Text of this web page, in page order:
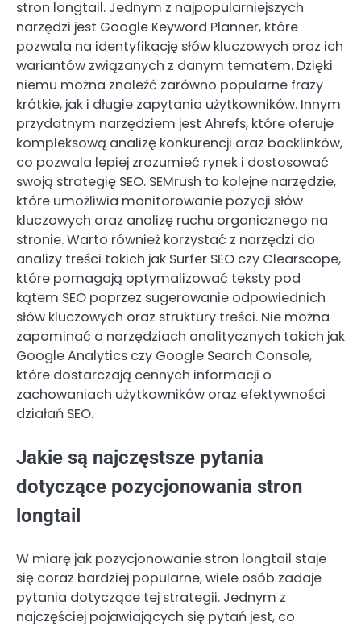
stron longtail. Jednym z najpopularniejszych
narzędzi jest Google Keyword Planner, które
pozwala na identyfikację słów kluczowych oraz ich
wariantów związanych z danym tematem. Dzięki
niemu można znaleźć zarówno popularne frazy
krótkie, jak i długie zapytania użytkowników. Innym
przydatnym narzędziem jest Ahrefs, które oferuje
kompleksową analizę konkurencji oraz backlinków,
co pozwala lepiej zrozumieć rynek i dostosować
swoją strategię SEO. SEMrush to kolejne narzędzie,
które umożliwia monitorowanie pozycji słów
kluczowych oraz analizę ruchu organicznego na
stronie. Warto również korzystać z narzędzi do
analizy treści takich jak Surfer SEO czy Clearscope,
które pomagają optymalizować teksty pod
kątem SEO poprzez sugerowanie odpowiednich
słów kluczowych oraz struktury treści. Nie można
zapominać o narzędziach analitycznych takich jak
Google Analytics czy Google Search Console,
które dostarczają cennych informacji o
zachowaniach użytkowników oraz efektywności
działań SEO.
Jakie są najczęstsze pytania
dotyczące pozycjonowania stron
longtail
W miarę jak pozycjonowanie stron longtail staje
się coraz bardziej popularne, wiele osób zadaje
pytania dotyczące tej strategii. Jednym z
najczęściej pojawiających się pytań jest, co